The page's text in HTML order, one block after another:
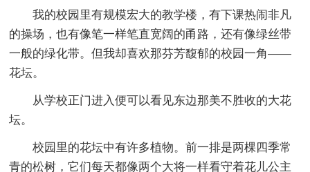
我的校园里有规模宏大的教学楼，有下课热闹非凡
的操场，也有像笔一样笔直宽阔的甬路，还有像绿丝带
一般的绿化带。但我却喜欢那芬芳馥郁的校园一角——
花坛。
从学校正门进入便可以看见东边那美不胜收的大花
坛。
校园里的花坛中有许多植物。前一排是两棵四季常
青的松树，它们每天都像两个大将一样看守着花儿公主